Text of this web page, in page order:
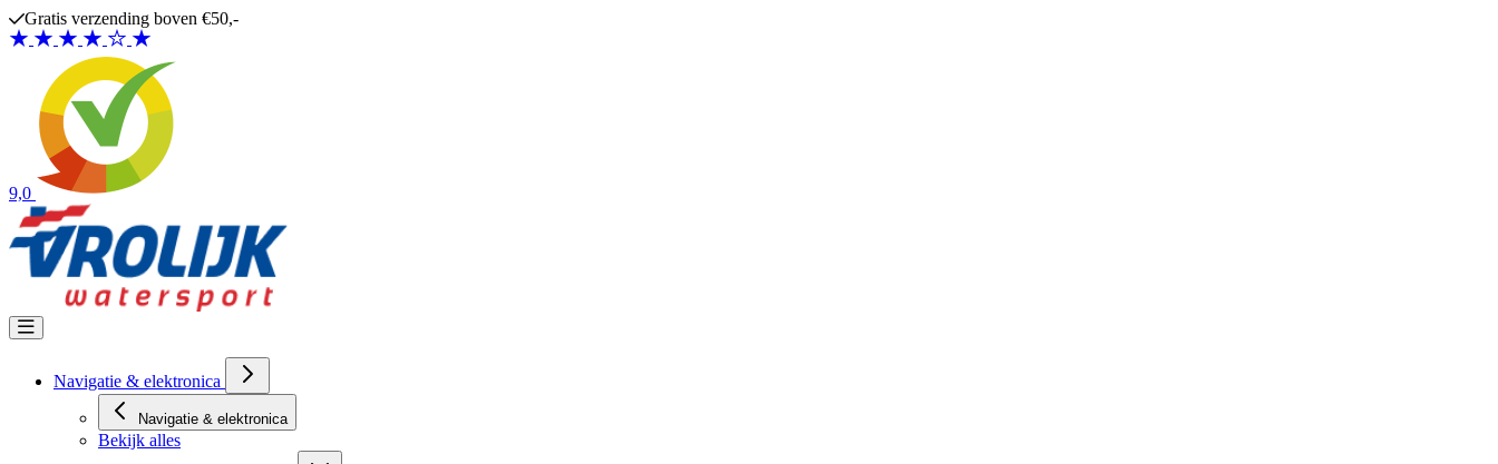
Ga naar de inhoud
Gratis verzending boven €50,-
9,0
Navigatie & elektronica
Navigatie & elektronica
Bekijk alles